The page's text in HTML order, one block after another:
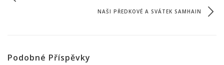
NAŠI PŘEDKOVÉ A SVÁTEK SAMHAIN
Podobné Příspěvky